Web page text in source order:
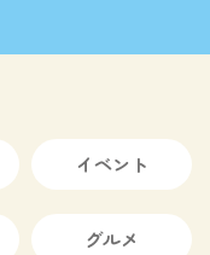
イベント
グルメ